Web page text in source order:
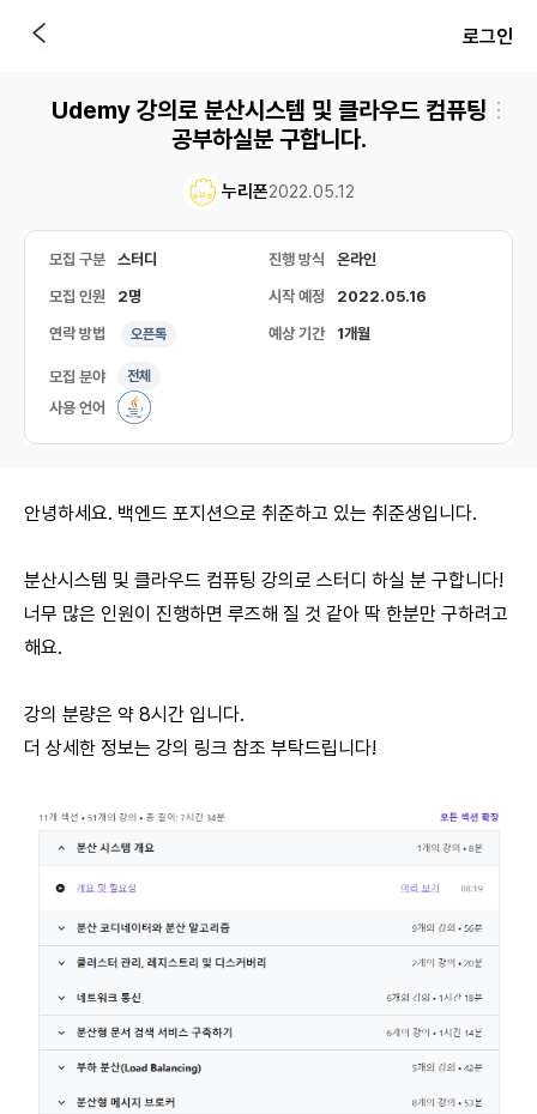
로그인
Udemy 강의로 분산시스템 및 클라우드 컴퓨팅
공부하실분 구합니다.
누리폰2022.05.12
모집 구분 스터디 진행 방식 온라인
모집 인원 2명 시작 예정 2022.05.16
연락 방법 오픈톡 예상 기간 1개월
모집 분야 전체
사용 언어
안녕하세요. 백엔드 포지션으로 취준하고 있는 취준생입니다.
분산시스템 및 클라우드 컴퓨팅 강의로 스터디 하실 분 구합니다!
너무 많은 인원이 진행하면 루즈해 질 것 같아 딱 한분만 구하려고
해요.
강의 분량은 약 8시간 입니다.
더 상세한 정보는 강의 링크 참조 부탁드립니다!